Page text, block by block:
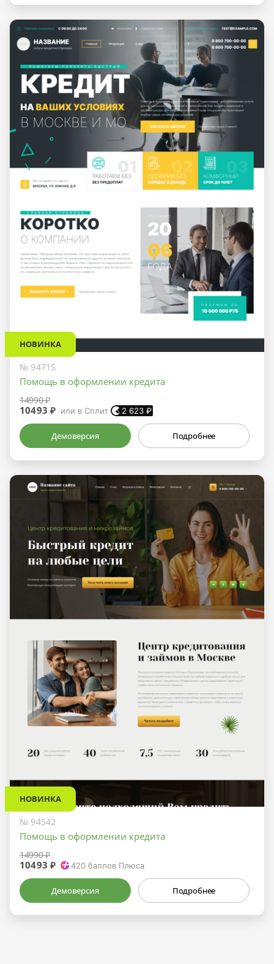
НОВИНКА
№ 94715
Помощь в оформлении кредита
14990 ₽
10493 ₽ или в Сплит 2 623 ₽
Демоверсия Подробнее
НОВИНКА
№ 94542
Помощь в оформлении кредита
14990 ₽
10493 ₽ 420 баллов Плюса
Демоверсия Подробнее